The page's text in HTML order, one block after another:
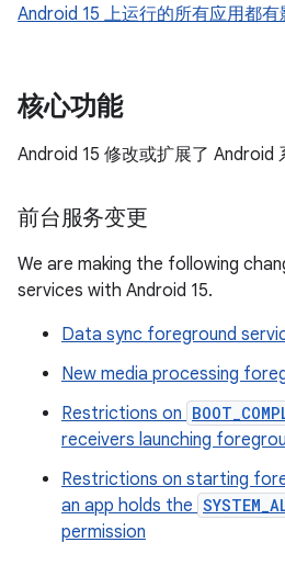
Android 15 上运行的所有应用都
核心功能
Android 15 修改或扩展了 Android
前台服务变更
We are making the following
services with Android 15.
Data sync foreground
New media processing
Restrictions on
receivers launching
Restrictions on starting
an app holds the
permission